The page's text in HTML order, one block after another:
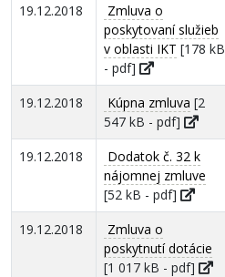
19.12.2018
Zmluva o
poskytovaní služieb
v oblasti IKT [178 kB
- pdf]
19.12.2018 Kúpna zmluva [2
547 kB - pdf]
19.12.2018
Dodatok č. 32 k
nájomnej zmluve
[52 kB - pdf]
19.12.2018
Zmluva o
poskytnutí dotácie
[1 017 kB - pdf]